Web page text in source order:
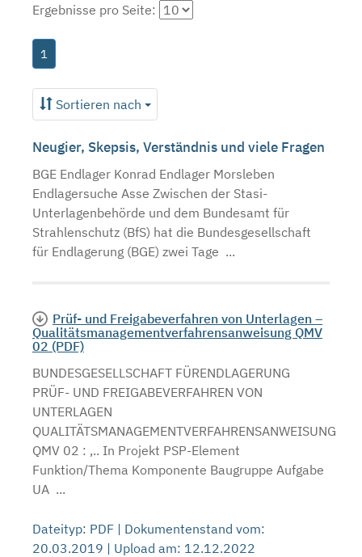
Ergebnisse pro Seite:
1
Sortieren nach
Neugier, Skepsis, Verständnis und viele Fragen
BGE Endlager Konrad Endlager Morsleben
Endlagersuche Asse Zwischen der Stasi-
Unterlagenbehörde und dem Bundesamt für
Strahlenschutz (BfS) hat die Bundesgesellschaft
für Endlagerung (BGE) zwei Tage ...
Prüf- und Freigabeverfahren von Unterlagen –
Qualitätsmanagementverfahrensanweisung QMV
02 (PDF)
BUNDESGESELLSCHAFT FÜRENDLAGERUNG
PRÜF- UND FREIGABEVERFAHREN VON
UNTERLAGEN
QUALITÄTSMANAGEMENTVERFAHRENSANWEISUNG
QMV 02 : ,.. In Projekt PSP-Element
Funktion/Thema Komponente Baugruppe Aufgabe
UA ...
Dateityp: PDF | Dokumentenstand vom:
20.03.2019 | Upload am: 12.12.2022